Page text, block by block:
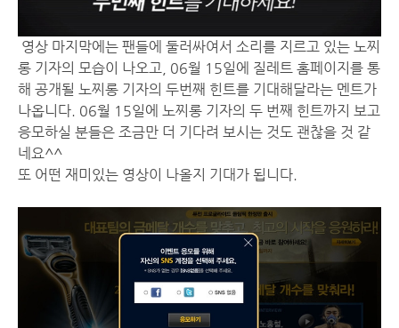
영상 마지막에는 팬들에 둘러싸여서 소리를 지르고 있는 노찌
롱 기자의 모습이 나오고, 06월 15일에 질레트 홈페이지를 통
해 공개될 노찌롱 기자의 두번째 힌트를 기대해달라는 멘트가
나옵니다. 06월 15일에 노찌롱 기자의 두 번째 힌트까지 보고
응모하실 분들은 조금만 더 기다려 보시는 것도 괜찮을 것 같
네요^^
또 어떤 재미있는 영상이 나올지 기대가 됩니다.